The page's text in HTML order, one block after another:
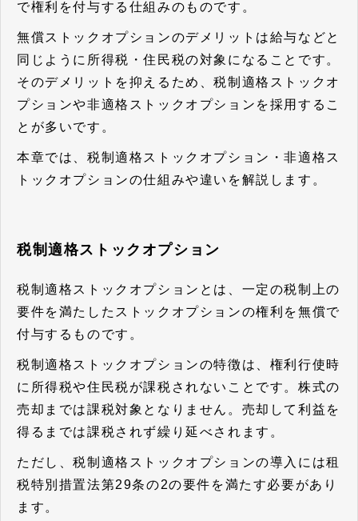
で権利を付与する仕組みのものです。
無償ストックオプションのデメリットは給与などと
同じように所得税・住民税の対象になることです。
そのデメリットを抑えるため、税制適格ストックオ
プションや非適格ストックオプションを採用するこ
とが多いです。
本章では、税制適格ストックオプション・非適格ス
トックオプションの仕組みや違いを解説します。
税制適格ストックオプション
税制適格ストックオプションとは、一定の税制上の
要件を満たしたストックオプションの権利を無償で
付与するものです。
税制適格ストックオプションの特徴は、権利行使時
に所得税や住民税が課税されないことです。株式の
売却までは課税対象となりません。売却して利益を
得るまでは課税されず繰り延べされます。
ただし、税制適格ストックオプションの導入には租
税特別措置法第29条の2の要件を満たす必要があり
ます。